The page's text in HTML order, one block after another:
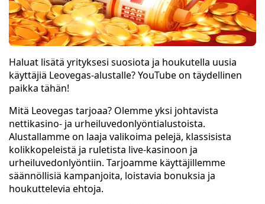
Haluat lisätä yrityksesi suosiota ja houkutella uusia
käyttäjiä Leovegas-alustalle? YouTube on täydellinen
paikka tähän!
Mitä Leovegas tarjoaa? Olemme yksi johtavista
nettikasino- ja urheiluvedonlyöntialustoista.
Alustallamme on laaja valikoima pelejä, klassisista
kolikkopeleistä ja ruletista live-kasinoon ja
urheiluvedonlyöntiin. Tarjoamme käyttäjillemme
säännöllisiä kampanjoita, loistavia bonuksia ja
houkuttelevia ehtoja.